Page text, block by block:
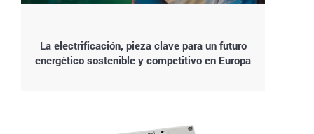
La electrificación, pieza clave para un futuro
energético sostenible y competitivo en Europa